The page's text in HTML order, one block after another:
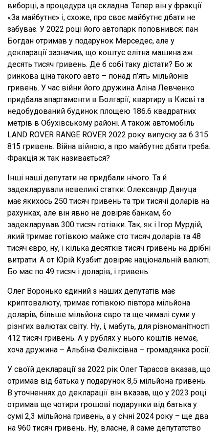
виборці, а процедура ця складна. Тепер він у фракції
«За майбутнє» і, схоже, про своє майбутнє дбати не
забуває. У 2022 році його автопарк поповнився: пан
Богдан отримав у подарунок Мерседес, але у
декларації зазначив, що коштує елітна машина аж …
десять тисяч гривень. Де б собі таку дістати? Бо ж
ринкова ціна такого авто – понад п’ять мільйонів
гривень. У час війни його дружина Аліна Левченко
придбала апартаменти в Болгарії, квартиру в Києві та
недобудований будинок площею 186.6 квадратних
метрів в Обухівському районі. А також автомобіль
LAND ROVER RANGE ROVER 2022 року випуску за 6 315
815 гривень. Війна війною, а про майбутнє дбати треба.
Фракція ж так називається?
Інші наші депутати не придбали нічого. Та й
задекларували невеликі статки: Олександр Дануца
має якихось 250 тисяч гривень та три тисячі доларів на
рахунках, але він явно не довіряє банкам, бо
задекларував 300 тисяч готівки. Так, як і Ігор Мурдій,
який тримає готівкою майже сто тисяч доларів та 48
тисяч євро, ну, і кілька десятків тисяч гривень на дрібні
витрати. А от Юрій Кузбит довіряє національній валюті.
Бо має по 49 тисяч і доларів, і гривень.
Олег Воронько єдиний з наших депутатів має
криптовалюту, тримає готівкою півтора мільйона
доларів, більше мільйона євро та ще чималі суми у
різнгих валютах світу. Ну, і, мабуть, для різноманітності
412 тисяч гривень. А у рублях у нього коштів немає,
хоча дружина – Альбіна Феліксівна – громадянка росії.
У своїй декларації за 2022 рік Олег Тарасов вказав, що
отримав від батька у подарунок 8,5 мільйона гривень.
В уточненнях до декларації він вказав, що у 2023 році
отримав ще чотири грошові подарунки від батька у
сумі 2,3 мільйона гривень, а у січні 2024 року – ще два
на 960 тисяч гривень. Ну, власне, й саме депутатство